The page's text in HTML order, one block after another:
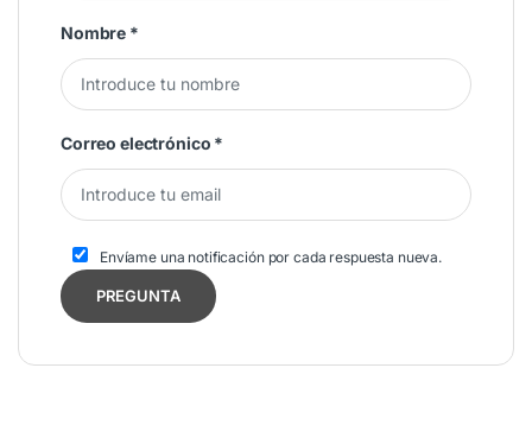
Nombre *
Correo electrónico *
Envíame una notificación por cada respuesta nueva.